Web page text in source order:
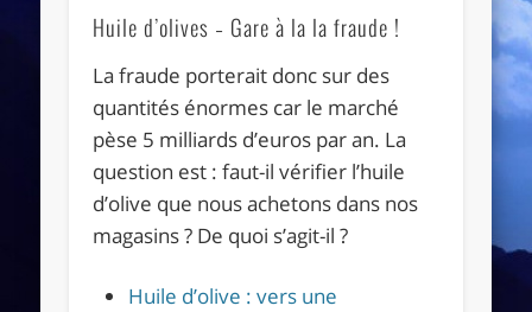
Huile d’olives – Gare à la la fraude !
La fraude porterait donc sur des
quantités énormes car le marché
pèse 5 milliards d’euros par an. La
question est : faut-il vérifier l’huile
d’olive que nous achetons dans nos
magasins ? De quoi s’agit-il ?
Huile d’olive : vers une